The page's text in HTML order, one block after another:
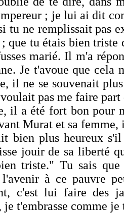
; je lui ai dit
tu ne remplissait pas
que tu étais bien triste
marié. Il m'a
Je t'avoue que cela
il ne se souvenait
pas me faire part
il a été fort bon pour
Murat et sa
bien plus heureux
jouir de sa liberté
triste." Tu sais
l'avenir à ce pauvre
c'est lui faire des
je t'embrasse comme je